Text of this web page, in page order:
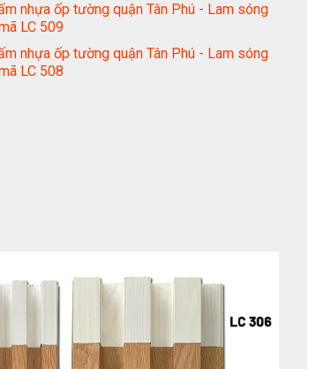
nhựa ốp tường quận Tân Phú - Lam sóng
LC 509
nhựa ốp tường quận Tân Phú - Lam sóng
LC 508